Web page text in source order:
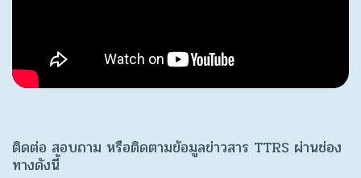
ติดต่อ สอบถาม หรือติดตามข้อมูลข่าวสาร TTRS ผ่านช่อง
ทางดังนี้